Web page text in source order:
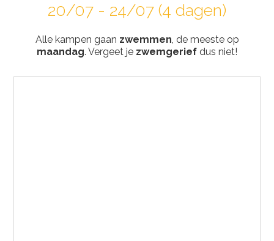
20/07 - 24/07 (4 dagen)
Alle kampen gaan zwemmen, de meeste op
maandag. Vergeet je zwemgerief dus niet!